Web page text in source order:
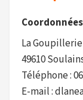
La Goupillerie
49610
Téléphone :
E-mail :